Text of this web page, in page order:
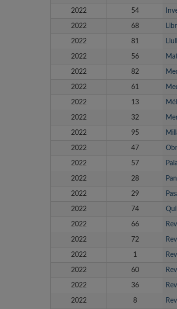
2022 54
2022 68
2022 81
2022 56
2022 82
2022 61
2022 13
2022 32
2022 95
2022 47
2022 57
2022 28
2022 29
2022 74
2022 66
2022 72
2022 1
2022 60
2022 36
2022 8